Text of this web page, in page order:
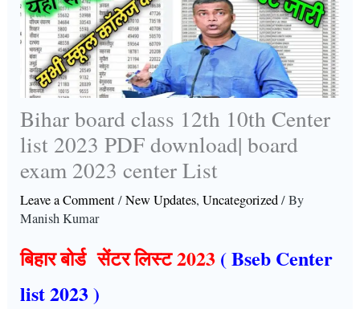
Bihar board class 12th 10th Center
list 2023 PDF download| board
exam 2023 center List
Leave a Comment/New Updates,Uncategorized/ By
Manish Kumar
बिहार बोर्ड सेंटर लिस्ट 2023 ( Bseb Center
list 2023 )